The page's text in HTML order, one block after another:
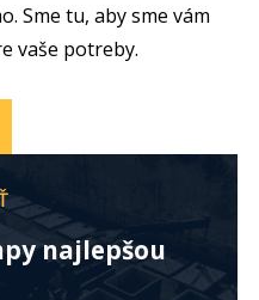
Sme tu, aby sme vám
vaše potreby.
najlepšou